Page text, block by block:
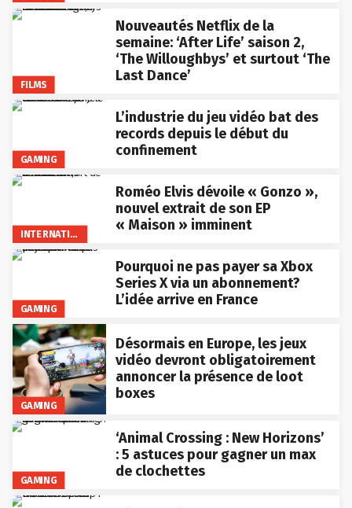
FILMS
Nouveautés Netflix de la
semaine: ‘After Life’ saison 2,
‘The Willoughbys’ et surtout ‘The
Last Dance’
GAMING
L’industrie du jeu vidéo bat des
records depuis le début du
confinement
INTERNATIONAL
Roméo Elvis dévoile « Gonzo »,
nouvel extrait de son EP
« Maison » imminent
GAMING
Pourquoi ne pas payer sa Xbox
Series X via un abonnement?
L’idée arrive en France
GAMING
Désormais en Europe, les jeux
vidéo devront obligatoirement
annoncer la présence de loot
boxes
GAMING
‘Animal Crossing : New Horizons’
: 5 astuces pour gagner un max
de clochettes